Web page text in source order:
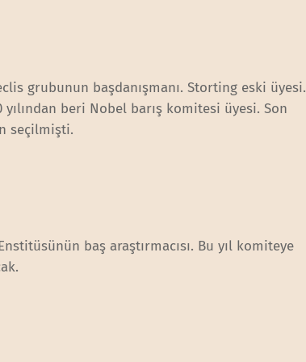
grubunun başdanışmanı. Storting eski üyesi.
beri Nobel barış komitesi üyesi. Son
seçilmişti.
baş araştırmacısı. Bu yıl komiteye